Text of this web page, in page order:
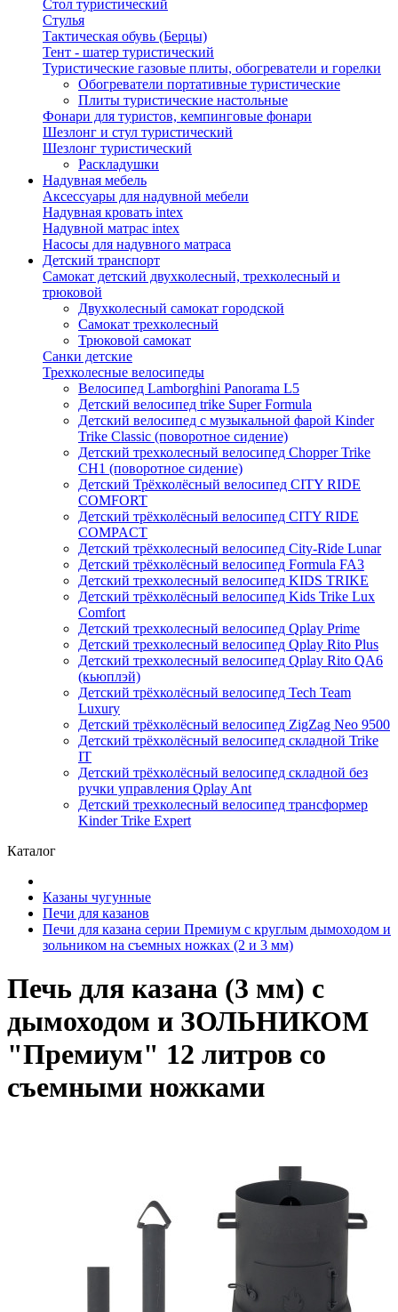
Стол туристический
Стулья
Тактическая обувь (Берцы)
Тент - шатер туристический
Туристические газовые плиты, обогреватели и горелки
Обогреватели портативные туристические
Плиты туристические настольные
Фонари для туристов, кемпинговые фонари
Шезлонг и стул туристический
Шезлонг туристический
Раскладушки
Надувная мебель
Аксессуары для надувной мебели
Надувная кровать intex
Надувной матрас intex
Насосы для надувного матраса
Детский транспорт
Самокат детский двухколесный, трехколесный и
трюковой
Двухколесный самокат городской
Самокат трехколесный
Трюковой самокат
Санки детские
Трехколесные велосипеды
Велосипед Lamborghini Panorama L5
Детский велосипед trike Super Formula
Детский велосипед с музыкальной фарой Kinder
Trike Classic (поворотное сидение)
Детский трехколесный велосипед Chopper Trike
CH1 (поворотное сидение)
Детский Трёхколёсный велосипед CITY RIDE
COMFORT
Детский трёхколёсный велосипед CITY RIDE
COMPACT
Детский трёхколесный велосипед City-Ride Lunar
Детский трёхколёсный велосипед Formula FA3
Детский трехколесный велосипед KIDS TRIKE
Детский трёхколёсный велосипед Kids Trike Lux
Comfort
Детский трехколесный велосипед Qplay Prime
Детский трехколесный велосипед Qplay Rito Plus
Детский трехколесный велосипед Qplay Rito QA6
(кьюплэй)
Детский трёхколёсный велосипед Tech Team
Luxury
Детский трёхколёсный велосипед ZigZag Neo 9500
Детский трёхколёсный велосипед складной Trike
IT
Детский трёхколёсный велосипед складной без
ручки управления Qplay Ant
Детский трехколесный велосипед трансформер
Kinder Trike Expert
Каталог
Казаны чугунные
Печи для казанов
Печи для казана серии Премиум с круглым дымоходом и
зольником на съемных ножках (2 и 3 мм)
Печь для казана (3 мм) с
дымоходом и ЗОЛЬНИКОМ
"Премиум" 12 литров со
съемными ножками